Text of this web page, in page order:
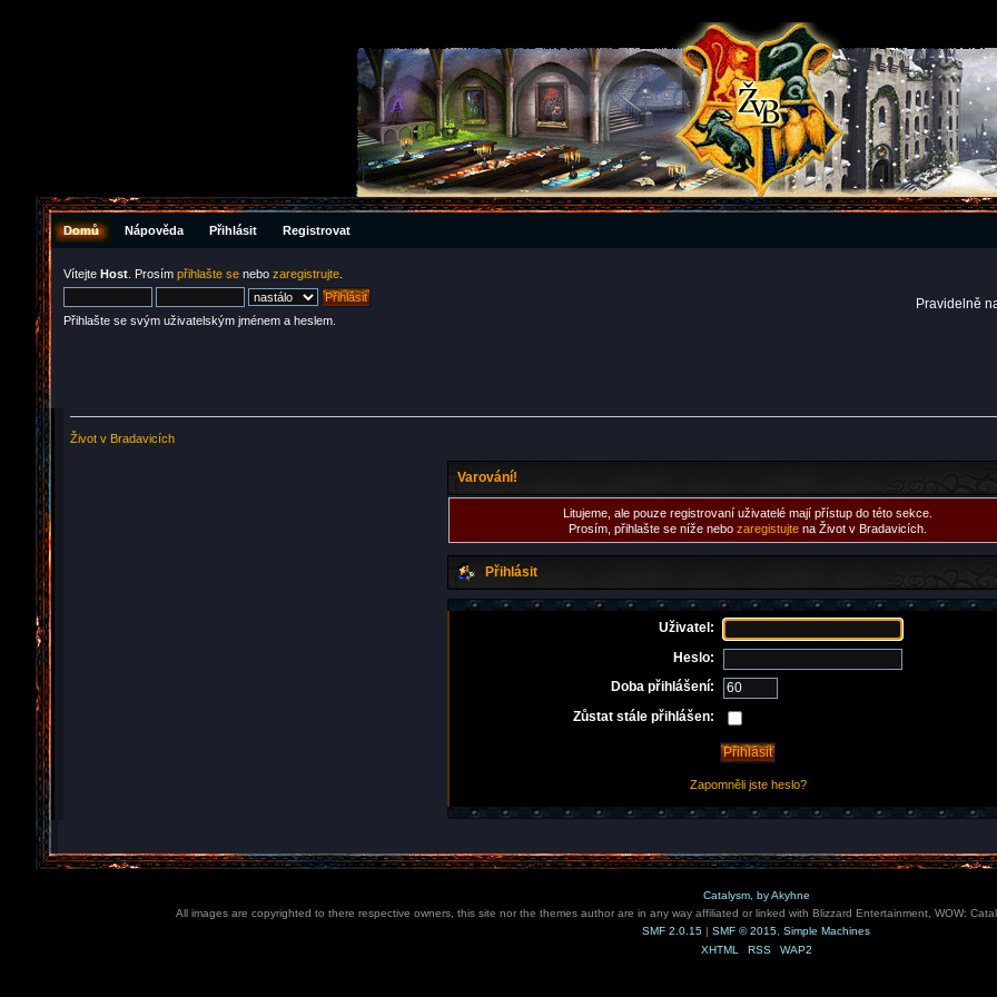
Domů Nápověda Přihlásit Registrovat
Vítejte Host . Prosím přihlašte se nebo zaregistrujte
Přihlašte se svým uživatelským jménem a heslem.
Pravidelně
Život v Bradavicích
Varování!
Litujeme, ale pouze registrovaní uživatelé mají přístup do této sekce.
Prosím, přihlašte se níže nebo zaregistujte na Život v Bradavicích.
Přihlásit
Uživatel:
Heslo:
Doba přihlášení:
Zůstat stále přihlášen:
Zapomněli jste heslo?
Catalysm, by Akyhne
All images are copyrighted to there respective owners, this site nor the themes author are in any way affiliated or linked with Blizzard Entertainment, WOW:
SMF 2.0.15 | SMF © 2015 Simple Machines
XHTML
RSS WAP2